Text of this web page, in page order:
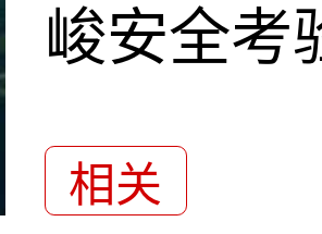
峻安全考
相关